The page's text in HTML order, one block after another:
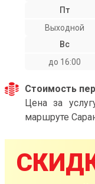
Пт
Выходной
Вс
до 16:00
Стоимость
Цена за
маршруте